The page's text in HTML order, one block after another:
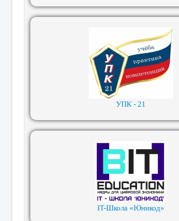
УПК - 21
IT-Школа «Юникод»